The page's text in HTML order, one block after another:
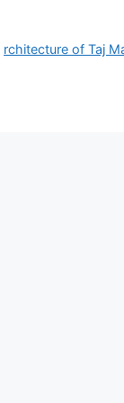
rchitecture of Taj